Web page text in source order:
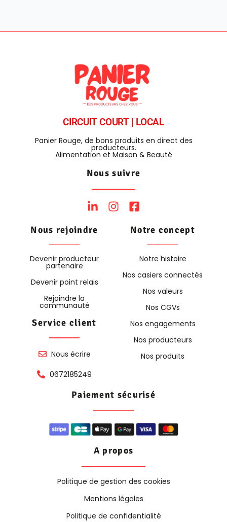
CIRCUIT COURT | LOCAL
Panier Rouge, de bons produits en direct des
producteurs.
Alimentation et Maison & Beauté
Nous suivre
Nous rejoindre
Devenir producteur
partenaire
Devenir point relais
Rejoindre la
communauté
Service client
Nous écrire
0672185249
Notre concept
Notre histoire
Nos casiers connectés
Nos valeurs
Nos CGVs
Nos engagements
Nos producteurs
Nos produits
Paiement sécurisé
A propos
Politique de gestion des cookies
Mentions légales
Politique de confidentialité